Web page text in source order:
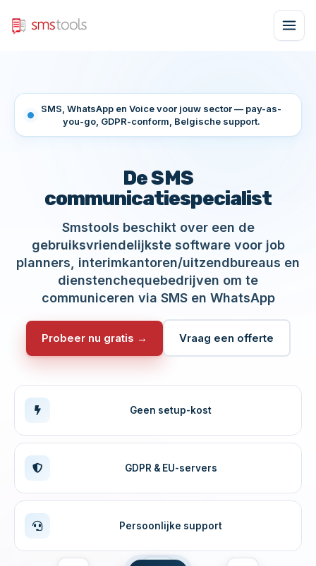
SMS, WhatsApp en Voice voor jouw sector — pay-as-
you-go, GDPR-conform, Belgische support.
De SMS
communicatiespecialist
Smstools beschikt over een de
gebruiksvriendelijkste software voor job
planners, interimkantoren/uitzendbureaus en
dienstenchequebedrijven om te
communiceren via SMS en WhatsApp
Probeer nu gratis → Vraag een offerte
Geen setup-kost
GDPR & EU-servers
Persoonlijke support